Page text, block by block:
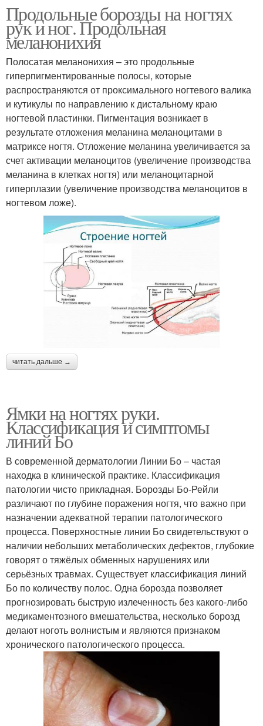
Продольные борозды на ногтях
рук и ног. Продольная
меланонихия
Полосатая меланонихия – это продольные
гиперпигментированные полосы, которые
распространяются от проксимального ногтевого валика
и кутикулы по направлению к дистальному краю
ногтевой пластинки. Пигментация возникает в
результате отложения меланина меланоцитами в
матриксе ногтя. Отложение меланина увеличивается за
счет активации меланоцитов (увеличение производства
меланина в клетках ногтя) или меланоцитарной
гиперплазии (увеличение производства меланоцитов в
ногтевом ложе).
читать дальше →
Ямки на ногтях руки.
Классификация и симптомы
линий Бо
В современной дерматологии Линии Бо – частая
находка в клинической практике. Классификация
патологии чисто прикладная. Борозды Бо-Рейли
различают по глубине поражения ногтя, что важно при
назначении адекватной терапии патологического
процесса. Поверхностные линии Бо свидетельствуют о
наличии небольших метаболических дефектов, глубокие
говорят о тяжёлых обменных нарушениях или
серьёзных травмах. Существует классификация линий
Бо по количеству полос. Одна борозда позволяет
прогнозировать быструю излеченность без какого-либо
медикаментозного вмешательства, несколько борозд
делают ноготь волнистым и являются признаком
хронического патологического процесса.